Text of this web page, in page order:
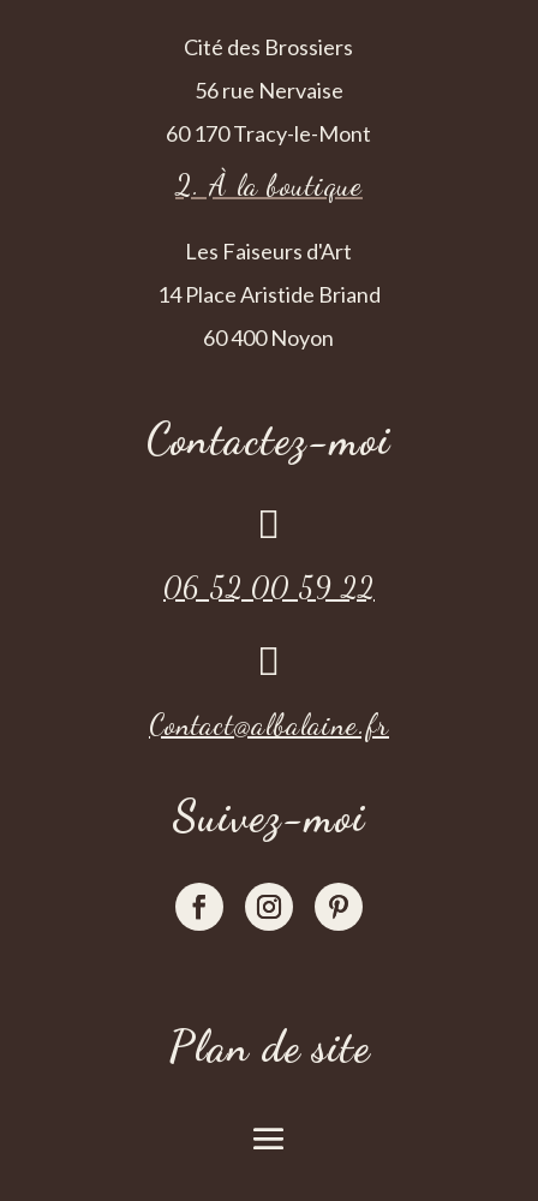
Cité des Brossiers
56 rue Nervaise
60 170 Tracy-le-Mont
2. À la boutique
Les Faiseurs d'Art
14 Place Aristide Briand
60 400 Noyon
Contactez-moi

06 52 00 59 22

Contact@albalaine.fr
Suivez-moi
Plan de site